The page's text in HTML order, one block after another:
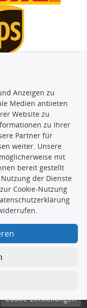
Daten,
gesamte Datenbank,
werden. Es ist zu
Datenbank ohne
zu
Dritte ausführen
Hemsbünde |
Cookie-Einstellungen
Anzeigen zu
Medien anbieten
Website zu
zu Ihrer
Partner für
weiter. Unsere
mit
bereit gestellt
der Dienste
Cookie-Nutzung